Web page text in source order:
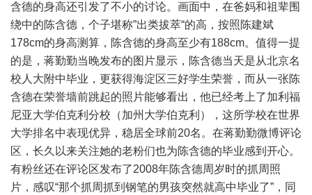
含德的身高还引发了不小的讨论。画面中，在爸妈和祖辈围
绕中的陈含德，个子堪称”出类拔萃“的高，按照陈建斌
178cm的身高测算，陈含德的身高至少有188cm。值得一提
的是，蒋勤勤当晚发布的图片显示，陈含德当天是从北京名
校人大附中毕业，更获得海淀区三好学生荣誉，而从一张陈
含德在荣誉墙前跳起的照片能够看出，他已经考上了加利福
尼亚大学伯克利分校（加州大学伯克利），这所学校在世界
大学排名中表现优异，稳居全球前20名。在蒋勤勤微博评论
区，长久以来关注她的老粉们也为陈含德的毕业感到开心。
有粉丝还在评论区发布了2008年陈含德周岁时的抓周照
片，感叹“那个抓周抓到钢笔的男孩突然就高中毕业了”，同